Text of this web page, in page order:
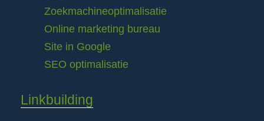
Zoekmachineoptimalisatie
Online marketing bureau
Site in Google
SEO optimalisatie
Linkbuilding